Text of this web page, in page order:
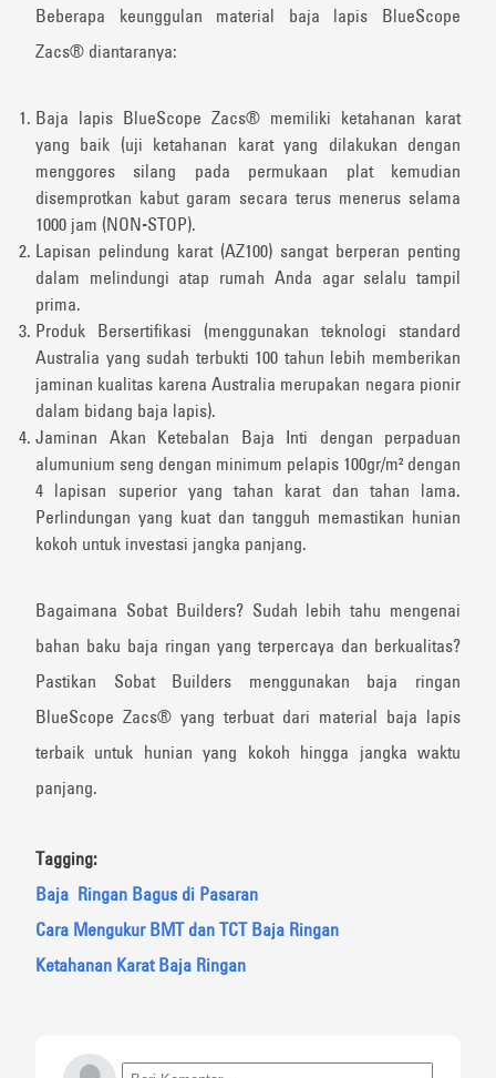
Beberapa keunggulan material baja lapis BlueScope
Zacs®️ diantaranya:
Baja lapis BlueScope Zacs®️ memiliki ketahanan karat
yang baik (uji ketahanan karat yang dilakukan dengan
menggores silang pada permukaan plat kemudian
disemprotkan kabut garam secara terus menerus selama
1000 jam (NON-STOP).
Lapisan pelindung karat (AZ100) sangat berperan penting
dalam melindungi atap rumah Anda agar selalu tampil
prima.
Produk Bersertifikasi (menggunakan teknologi standard
Australia yang sudah terbukti 100 tahun lebih memberikan
jaminan kualitas karena Australia merupakan negara pionir
dalam bidang baja lapis).
Jaminan Akan Ketebalan Baja Inti dengan perpaduan
alumunium seng dengan minimum pelapis 100gr/m² dengan
4 lapisan superior yang tahan karat dan tahan lama.
Perlindungan yang kuat dan tangguh memastikan hunian
kokoh untuk investasi jangka panjang.
Bagaimana Sobat Builders? Sudah lebih tahu mengenai
bahan baku baja ringan yang terpercaya dan berkualitas?
Pastikan Sobat Builders menggunakan baja ringan
BlueScope Zacs®️ yang terbuat dari material baja lapis
terbaik untuk hunian yang kokoh hingga jangka waktu
panjang.
Tagging:
Baja Ringan Bagus di Pasaran
Cara Mengukur BMT dan TCT Baja Ringan
Ketahanan Karat Baja Ringan